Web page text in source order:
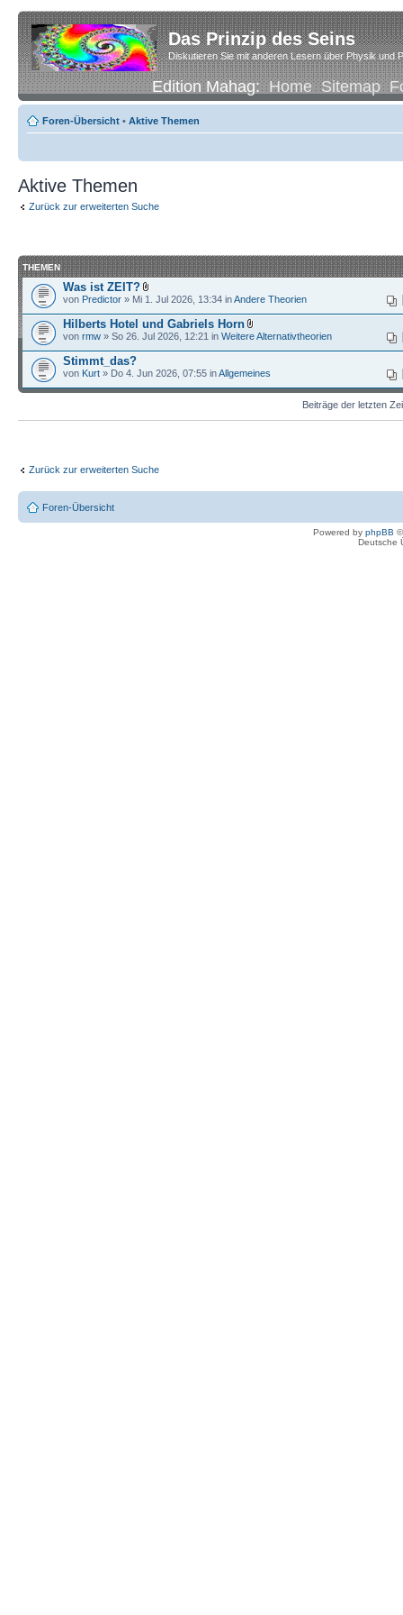
Das Prinzip des Seins
Diskutieren Sie mit anderen Lesern über Physik und
Edition Mahag:Home Sitemap
Foren-Übersicht • Aktive Themen
Aktive Themen
Zurück zur erweiterten Suche
THEMEN
Was ist ZEIT?
von Predictor » Mi 1. Jul 2026, 13:34 inAndere Theorien
Hilberts Hotel und Gabriels Horn
von rmw » So 26. Jul 2026, 12:21 in Weitere Alternativtheorien
Stimmt_das?
von Kurt » Do 4. Jun 2026, 07:55 inAllgemeines
Beiträge der letzten
Zurück zur erweiterten Suche
Foren-Übersicht
Powered by phpBB
Deutsche